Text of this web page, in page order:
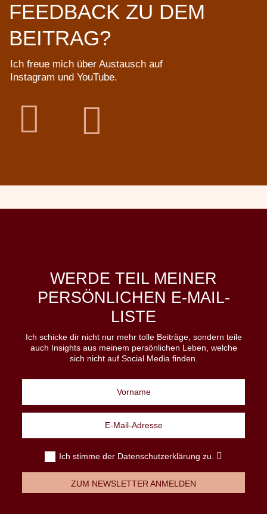
FEEDBACK ZU DEM
BEITRAG?
Ich freue mich über Austausch auf
Instagram und YouTube.
 
WERDE TEIL MEINER
PERSÖNLICHEN E-MAIL-
LISTE
Ich schicke dir nicht nur mehr tolle Beiträge, sondern teile
auch Insights aus meinem persönlichen Leben, welche
sich nicht auf Social Media finden.
Ich stimme der Datenschutzerklärung zu.
ZUM NEWSLETTER ANMELDEN